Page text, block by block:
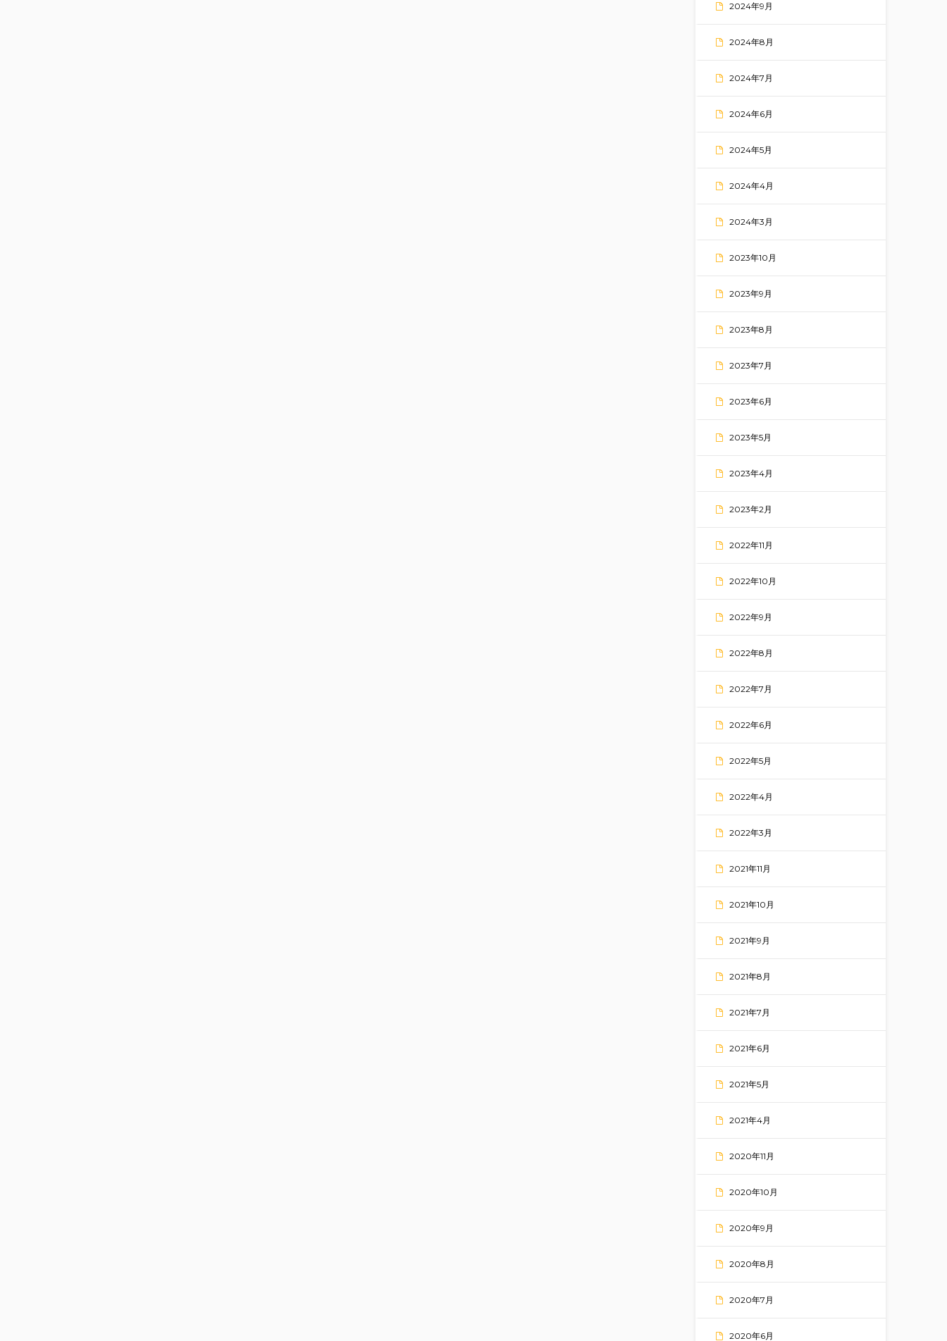
2024年9月
2024年8月
2024年7月
2024年6月
2024年5月
2024年4月
2024年3月
2023年10月
2023年9月
2023年8月
2023年7月
2023年6月
2023年5月
2023年4月
2023年2月
2022年11月
2022年10月
2022年9月
2022年8月
2022年7月
2022年6月
2022年5月
2022年4月
2022年3月
2021年11月
2021年10月
2021年9月
2021年8月
2021年7月
2021年6月
2021年5月
2021年4月
2020年11月
2020年10月
2020年9月
2020年8月
2020年7月
2020年6月